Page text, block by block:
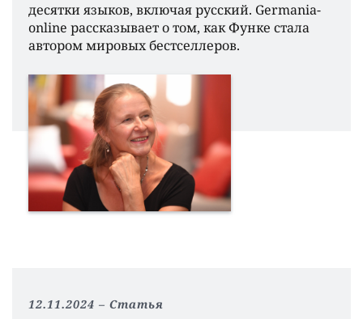
десятки языков, включая русский. Germania-
online рассказывает о том, как Функе стала
автором мировых бестселлеров.
12.11.2024 Статья